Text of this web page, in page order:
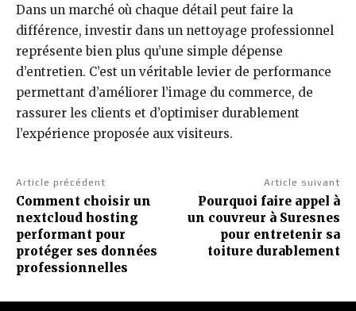
Dans un marché où chaque détail peut faire la
différence, investir dans un nettoyage professionnel
représente bien plus qu’une simple dépense
d’entretien. C’est un véritable levier de performance
permettant d’améliorer l’image du commerce, de
rassurer les clients et d’optimiser durablement
l’expérience proposée aux visiteurs.
Article précédent
Comment choisir un
nextcloud hosting
performant pour
protéger ses données
professionnelles
Article suivant
Pourquoi faire appel à
un couvreur à Suresnes
pour entretenir sa
toiture durablement